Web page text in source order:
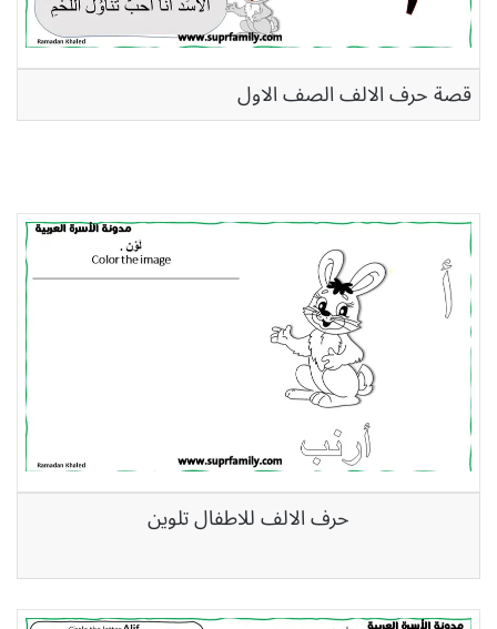
قصة حرف الالف الصف الاول
حرف الالف للاطفال تلوين